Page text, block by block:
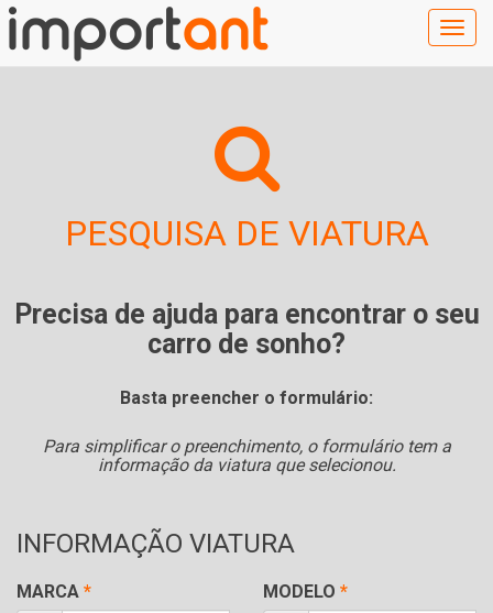
PESQUISA DE VIATURA
Precisa de ajuda para encontrar o seu
carro de sonho?
Basta preencher o formulário:
Para simplificar o preenchimento, o formulário tem a
informação da viatura que selecionou.
INFORMAÇÃO VIATURA
MARCA * MODELO *